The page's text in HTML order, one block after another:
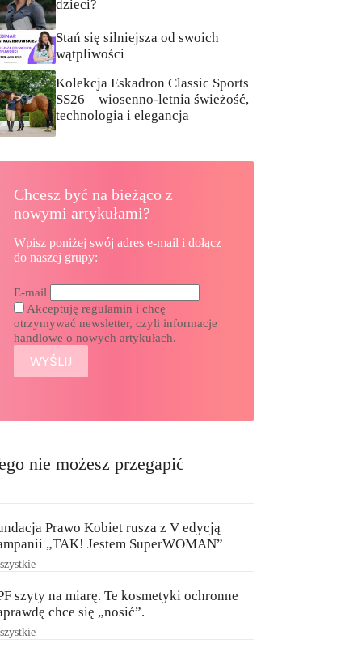
dzieci?
Stań się silniejsza od swoich
wątpliwości
Kolekcja Eskadron Classic Sports
SS26 – wiosenno-letnia świeżość,
technologia i elegancja
Chcesz być na bieżąco z
nowymi artykułami?
Wpisz poniżej swój adres e-mail i dołącz
do naszej grupy:
E-mail
Akceptuję regulamin i chcę
otrzymywać newsletter, czyli informacje
handlowe o nowych artykułach.
nie możesz przegapić
Prawo Kobiet rusza z V edycją
„TAK! Jestem SuperWOMAN”
szyty na miarę. Te kosmetyki ochronne
chce się „nosić”.